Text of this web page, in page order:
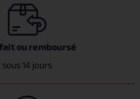
ou remboursé
sous 14 jours